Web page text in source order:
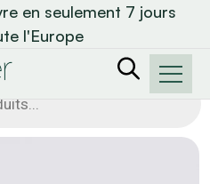
en seulement 7 jours
l'Europe